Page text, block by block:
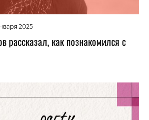
2025
рассказал, как познакомился с